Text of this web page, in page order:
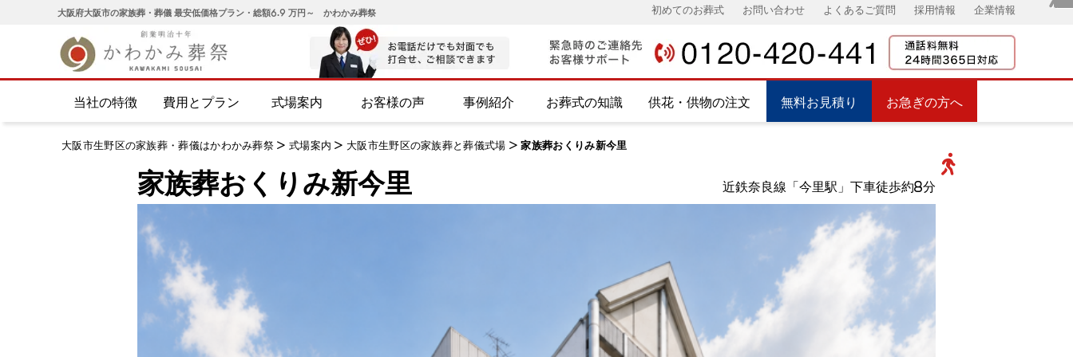
大阪府大阪市の家族葬・葬儀 最安低価格プラン・総額6.9 万円～ かわかみ葬祭 初めてのお葬式 お問い合わせ よくあるご質問 採用情報 企業情報
当社の特徴 費用とプラン 式場案内 お客様の声 事例紹介 お葬式の知識 供花・供物の注文 無料お見積り お急ぎの方へ
大阪市生野区の家族葬・葬儀はかわかみ葬祭 > 式場案内 > 大阪市生野区の家族葬と葬儀式場 >家族葬おくりみ新今里
家族葬おくりみ新今里 近鉄奈良線「今里駅」下車徒歩約8分